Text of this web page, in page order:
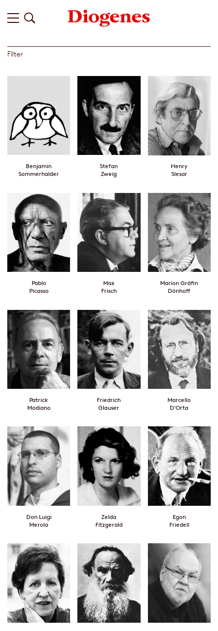
Filter
Benjamin
Sommerhalder
Stefan
Zweig
Henry
Slesar
Pablo
Picasso
Max
Frisch
Marion Gräfin
Dönhoff
Patrick
Modiano
Friedrich
Glauser
Marcello
D'Orta
Don Luigi
Merola
Zelda
Fitzgerald
Egon
Friedell